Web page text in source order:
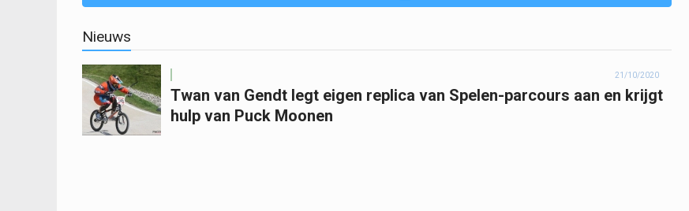
Nieuws
21/10/2020
Twan van Gendt legt eigen replica van Spelen-parcours aan en krijgt
hulp van Puck Moonen